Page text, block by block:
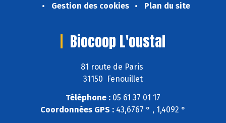
Gestion des cookies
Plan du site
Biocoop L'oustal
81 route de Paris
31150 Fenouillet
Téléphone : 05 61 37 01 17
Coordonnées GPS : 43,6767 ° , 1,4092 °